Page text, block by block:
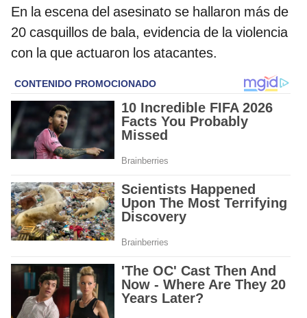
En la escena del asesinato se hallaron más de
20 casquillos de bala, evidencia de la violencia
con la que actuaron los atacantes.